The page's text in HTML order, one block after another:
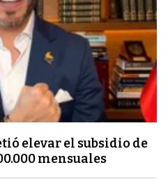
elevar el subsidio de
mensuales